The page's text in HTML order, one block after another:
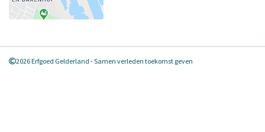
2026 Erfgoed Gelderland - Samen verleden toekomst geven